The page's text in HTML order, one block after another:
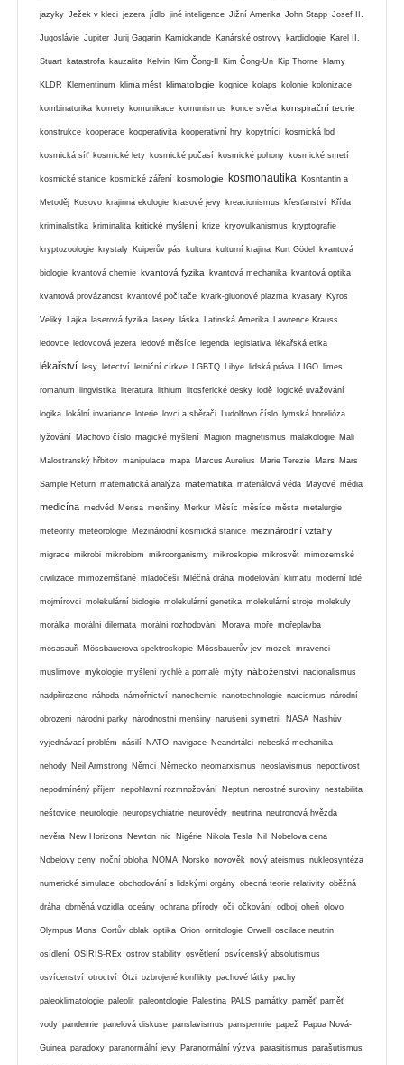
jazyky Ježek v kleci jezera jídlo jiné inteligence Jižní Amerika John Stapp Josef II.
Jugoslávie Jupiter Jurij Gagarin Kamiokande Kanárské ostrovy kardiologie Karel II.
Stuart katastrofa kauzalita Kelvin Kim Čong-Il Kim Čong-Un Kip Thorne klamy
KLDR Klementinum klima měst klimatologie kognice kolaps kolonie kolonizace
kombinatorika komety komunikace komunismus konce světa konspirační teorie
konstrukce kooperace kooperativita kooperativní hry kopytníci kosmická loď
kosmická síť kosmické lety kosmické počasí kosmické pohony kosmické smetí
kosmické stanice kosmické záření kosmologie kosmonautika Kosntantin a
Metoděj Kosovo krajinná ekologie krasové jevy kreacionismus křesťanství Křída
kriminalistika kriminalita kritické myšlení krize kryovulkanismus kryptografie
kryptozoologie krystaly Kuiperův pás kultura kulturní krajina Kurt Gödel kvantová
biologie kvantová chemie kvantová fyzika kvantová mechanika kvantová optika
kvantová provázanost kvantové počítače kvark-gluonové plazma kvasary Kyros
Veliký Lajka laserová fyzika lasery láska Latinská Amerika Lawrence Krauss
ledovce ledovcová jezera ledové měsíce legenda legislativa lékařská etika
lékařství lesy letectví letniční církve LGBTQ Libye lidská práva LIGO limes
romanum lingvistika literatura lithium litosferické desky lodě logické uvažování
logika lokální invariance loterie lovci a sběrači Ludolfovo číslo lymská borelióza
lyžování Machovo číslo magické myšlení Magion magnetismus malakologie Mali
Malostranský hřbitov manipulace mapa Marcus Aurelius Marie Terezie Mars Mars
Sample Return matematická analýza matematika materiálová věda Mayové média
medicína medvěd Mensa menšiny Merkur Měsíc měsíce města metalurgie
meteority meteorologie Mezinárodní kosmická stanice mezinárodní vztahy
migrace mikrobi mikrobiom mikroorganismy mikroskopie mikrosvět mimozemské
civilizace mimozemšťané mladočeši Mléčná dráha modelování klimatu moderní lidé
mojmírovci molekulární biologie molekulární genetika molekulární stroje molekuly
morálka morální dilemata morální rozhodování Morava moře mořeplavba
mosasauři Mössbauerova spektroskopie Mössbauerův jev mozek mravenci
muslimové mykologie myšlení rychlé a pomalé mýty náboženství nacionalismus
nadpřirozeno náhoda námořnictví nanochemie nanotechnologie narcismus národní
obrození národní parky národnostní menšiny narušení symetrií NASA Nashův
vyjednávací problém násilí NATO navigace Neandrtálci nebeská mechanika
nehody Neil Armstrong Němci Německo neomarxismus neoslavismus nepoctivost
nepodmíněný příjem nepohlavní rozmnožování Neptun nerostné suroviny nestabilita
neštovice neurologie neuropsychiatrie neurovědy neutrina neutronová hvězda
nevěra New Horizons Newton nic Nigérie Nikola Tesla Nil Nobelova cena
Nobelovy ceny noční obloha NOMA Norsko novověk nový ateismus nukleosyntéza
numerické simulace obchodování s lidskými orgány obecná teorie relativity oběžná
dráha obrněná vozidla oceány ochrana přírody oči očkování odboj oheň olovo
Olympus Mons Oortův oblak optika Orion ornitologie Orwell oscilace neutrin
osídlení OSIRIS-REx ostrov stability osvětlení osvícenský absolutismus
osvícenství otroctví Ötzi ozbrojené konflikty pachové látky pachy
paleoklimatologie paleolit paleontologie Palestina PALS památky paměť paměť
vody pandemie panelová diskuse panslavismus panspermie papež Papua Nová-
Guinea paradoxy paranormální jevy Paranormální výzva parasitismus parašutismus